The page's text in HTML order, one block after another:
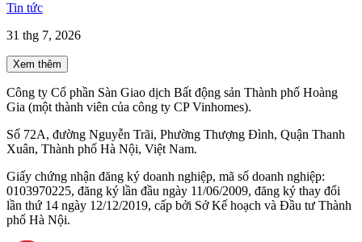
Tin tức
31 thg 7, 2026
Xem thêm
Công ty Cổ phần Sàn Giao dịch Bất động sản Thành phố Hoàng
Gia (một thành viên của công ty CP Vinhomes).
Số 72A, đường Nguyễn Trãi, Phường Thượng Đình, Quận Thanh
Xuân, Thành phố Hà Nội, Việt Nam.
Giấy chứng nhận đăng ký doanh nghiệp, mã số doanh nghiệp:
0103970225, đăng ký lần đầu ngày 11/06/2009, đăng ký thay đổi
lần thứ 14 ngày 12/12/2019, cấp bởi Sở Kế hoạch và Đầu tư Thành
phố Hà Nội.